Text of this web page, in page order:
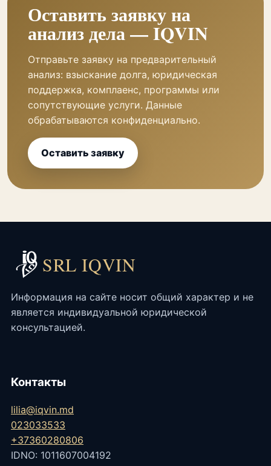
Оставить заявку на
анализ дела — IQVIN
Отправьте заявку на предварительный
анализ: взыскание долга, юридическая
поддержка, комплаенс, программы или
сопутствующие услуги. Данные
обрабатываются конфиденциально.
Оставить заявку
SRL IQVIN
Информация на сайте носит общий характер и не
является индивидуальной юридической
консультацией.
Контакты
lilia@iqvin.md
023033533
+37360280806
IDNO: 1011607004192